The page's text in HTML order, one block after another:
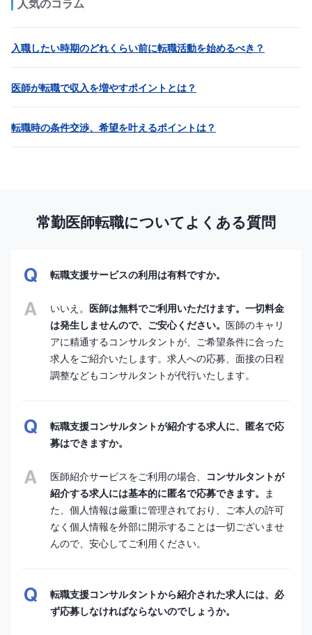
人気のコラム
入職したい時期のどれくらい前に転職活動を始めるべき？
医師が転職で収入を増やすポイントとは？
転職時の条件交渉、希望を叶えるポイントは？
常勤医師転職についてよくある質問
転職支援サービスの利用は有料ですか。
いいえ。 医師は無料でご利用いただけます。一切料金
は発生しませんので、ご安心ください。 医師のキャリ
アに精通するコンサルタントが、ご希望条件に合った
求人をご紹介いたします。求人への応募、面接の日程
調整などもコンサルタントが代行いたします。
転職支援コンサルタントが紹介する求人に、匿名で応
募はできますか。
医師紹介サービスをご利用の場合、
コンサルタントが
紹介する求人には基本的に匿名で応募できます。 ま
た、個人情報は厳重に管理されており、ご本人の許可
なく個人情報を外部に開示することは一切ございませ
んので、安心してご利用ください。
転職支援コンサルタントから紹介された求人には、必
ず応募しなければならないのでしょうか。